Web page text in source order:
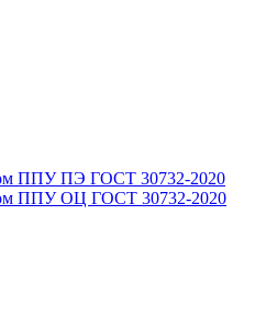
ППУ ПЭ ГОСТ 30732-2020
ППУ ОЦ ГОСТ 30732-2020